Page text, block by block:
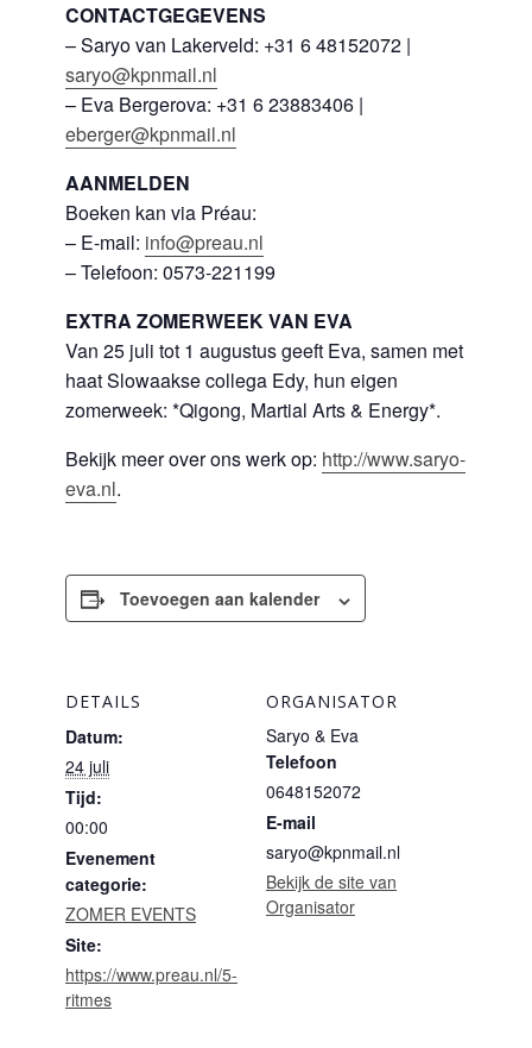
CONTACTGEGEVENS
– Saryo van Lakerveld: +31 6 48152072 |
saryo@kpnmail.nl
– Eva Bergerova: +31 6 23883406 |
eberger@kpnmail.nl
AANMELDEN
Boeken kan via Préau:
– E-mail: info@preau.nl
– Telefoon: 0573-221199
EXTRA ZOMERWEEK VAN EVA
Van 25 juli tot 1 augustus geeft Eva, samen met
haat Slowaakse collega Edy, hun eigen
zomerweek: *Qigong, Martial Arts & Energy*.
Bekijk meer over ons werk op: http://www.saryo-
eva.nl.
Toevoegen aan kalender
DETAILS
Datum:
24 juli
Tijd:
00:00
Evenement
categorie:
ZOMER EVENTS
Site:
https://www.preau.nl/5-
ritmes
ORGANISATOR
Saryo & Eva
Telefoon
0648152072
E-mail
saryo@kpnmail.nl
Bekijk de site van
Organisator